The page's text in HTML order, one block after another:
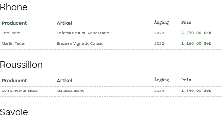
Rhone
Producent Artikel Årgång Pris
Éric Texier Châteauneuf-du-Pape Blanc 2022 2,570.00 Sek
Martin Texier Brézème Vigne du Coteau 2022 1,160.00 Sek
Roussillon
Producent Artikel Årgång Pris
Domaine M'amassa Matassa Blanc 2023 1,540.00 Sek
Savoie